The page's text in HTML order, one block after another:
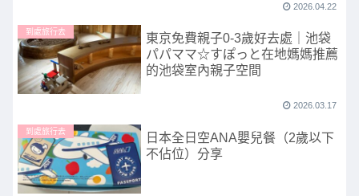
2026.04.22
到處旅行去
東京免費親子0-3歲好去處｜池袋
パパママ☆すぽっと在地媽媽推薦
的池袋室內親子空間
2026.03.17
到處旅行去
日本全日空ANA嬰兒餐（2歲以下
不佔位）分享